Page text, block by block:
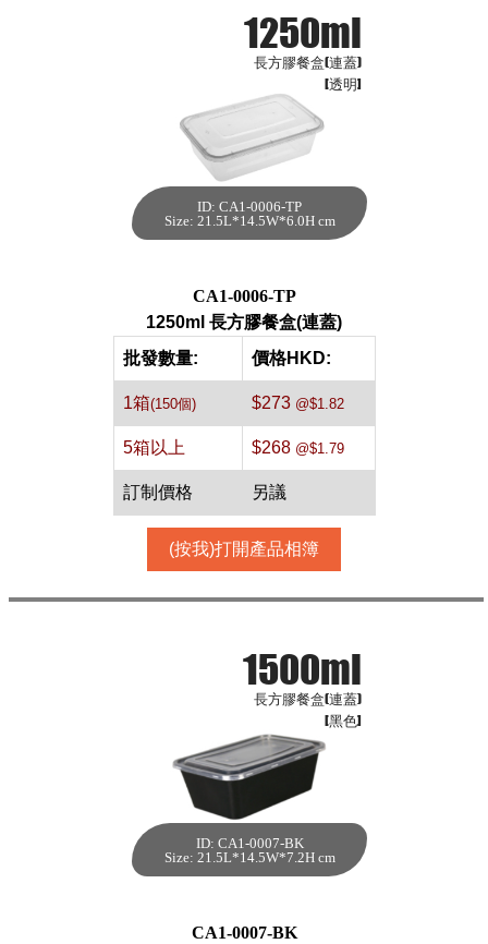
1250ml
長方膠餐盒(連蓋)
[透明]
ID: CA1-0006-TP
Size: 21.5L*14.5W*6.0H cm
1250ml 長方膠餐
盒(連蓋)[透明,150
CA1-0006-TP
1250ml 長方膠餐盒(連蓋)
批發數量:
價格HKD:
1箱(150個) $273@$1.82
5箱以上 $268@$1.79
訂制價格 另議
(按我)打開產品相簿
1500ml
長方膠餐盒(連蓋)
[黑色]
ID: CA1-0007-BK
Size: 21.5L*14.5W*7.2H cm
1500ml 長方膠餐
盒(連蓋)[黑色,150
CA1-0007-BK